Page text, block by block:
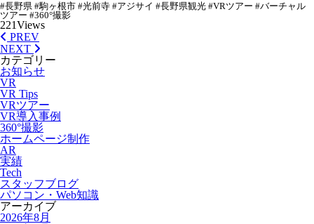
#長野県 #駒ヶ根市 #光前寺 #アジサイ #長野県観光 #VRツアー #バーチャル
ツアー #360°撮影
221Views
PREV
NEXT
カテゴリー
お知らせ
VR
VR Tips
VRツアー
VR導入事例
360°撮影
ホームページ制作
AR
実績
Tech
スタッフブログ
パソコン・Web知識
アーカイブ
2026年8月